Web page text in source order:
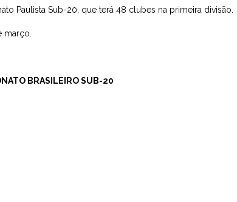
Paulista Sub-20, que terá 48 clubes na primeira divisão.
março.
BRASILEIRO SUB-20